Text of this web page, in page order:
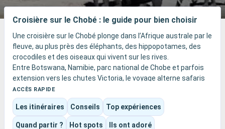
Ports Compagnies
Rechercher
Croisière sur le Chobé : le guide pour bien choisir
Une croisière sur le Chobé plonge dans l’Afrique australe par le
fleuve, au plus près des éléphants, des hippopotames, des
crocodiles et des oiseaux qui vivent sur les rives.
Entre Botswana, Namibie, parc national de Chobe et parfois
extension vers les chutes Victoria, le voyage alterne safaris
en bateau, couchers de soleil sur l’eau, lodges flottants et
paysages de savane. C’est une expérience fluviale très
différente des grands fleuves patrimoniaux : ici, le bateau
devient un poste d’observation privilégié sur la faune.
ACCÈS RAPIDE
Les itinéraires Conseils Top expériences
Quand partir ? Hot spots Ils ont adoré